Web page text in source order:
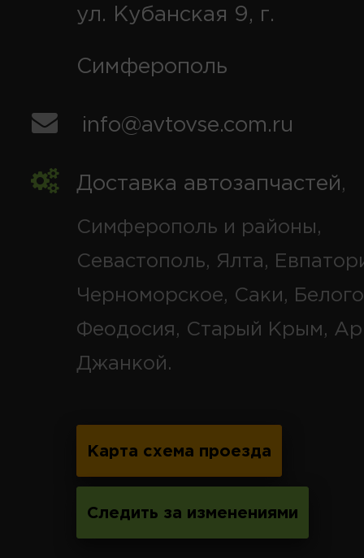
ул. Кубанская 9, г.
Симферополь
info@avtovse.com.ru
Доставка автозапчастей,
Симферополь и районы,
Севастополь, Ялта,
Черноморское, Саки,
Феодосия, Старый Крым,
Джанкой.
Карта схема проезда
Следить за изменениями